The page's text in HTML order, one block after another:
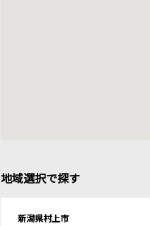
地域選択で探す
新潟県村上市